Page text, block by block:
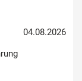
04.08.2026